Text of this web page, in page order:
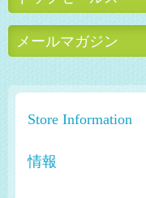
メールマガジン
Store Information
情報